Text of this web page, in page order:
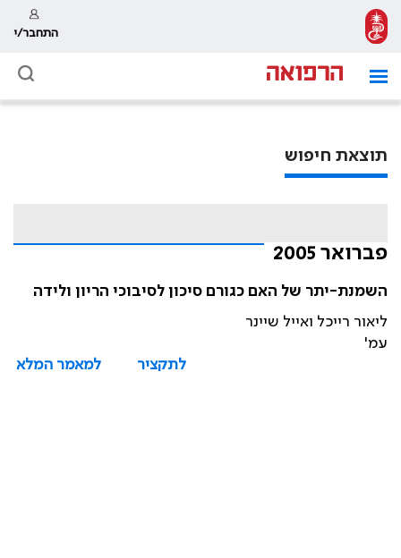
התחבר/י
תוצאת חיפוש
פברואר 2005
השמנת-יתר של האם כגורם סיכון לסיבוכי הריון ולידה
ליאור רייכל ואייל שיינר
עמ'
לתקציר
למאמר המלא